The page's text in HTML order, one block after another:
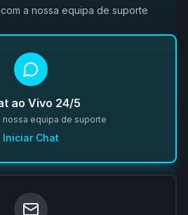
a nossa equipa de suporte
ao Vivo 24/5
nossa equipa de suporte
Iniciar Chat